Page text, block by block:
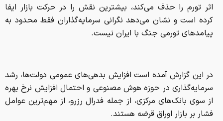
اثر تورم را حذف می‌کند، بیشترین نقش را در حرکت بازار ایفا
کرده است و نشان می‌دهد نگرانی سرمایه‌گذاران فقط محدود به
پیامدهای تورمی جنگ با ایران نیست.
در این گزارش آمده است افزایش بدهی‌های عمومی دولت‌ها، رشد
سرمایه‌گذاری در حوزه هوش مصنوعی و احتمال افزایش نرخ بهره
از سوی بانک‌های مرکزی، از جمله فدرال رزرو، از مهم‌ترین عوامل
فشار بر بازار اوراق قرضه هستند.